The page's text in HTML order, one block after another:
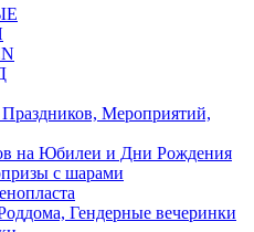
Мероприятий,
на Юбилеи и Дни Рождения
с шарами
Гендерные вечеринки